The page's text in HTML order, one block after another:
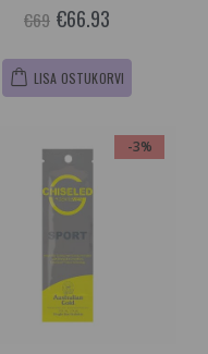
€69 €66.93
LISA OSTUKORVI
-3%